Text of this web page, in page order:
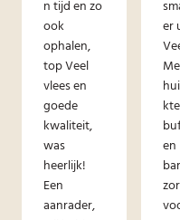
n tijd en zo
ook
ophalen,
top Veel
vlees en
goede
kwaliteit,
was
heerlijk!
Een
aanrader,
er
kte
en